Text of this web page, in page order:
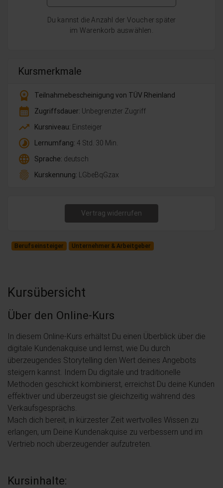
Du kannst die Anzahl der Voucher später
im Warenkorb auswählen.
Kursmerkmale
workspace_premium
Teilnahmebescheinigung von TÜV Rheinland
calendar_month Zugriffsdauer: Unbegrenzter Zugriff
trending_up Kursniveau: Einsteiger
timelapse Lernumfang: 4 Std. 30 Min.
language Sprache: deutsch
fingerprint Kurskennung: LGbeBqGzax
Vertrag widerrufen
Berufseinsteiger Unternehmer & Arbeitgeber
Kursübersicht
Über den Online-Kurs
In diesem Online-Kurs erhältst Du einen Überblick über die
digitale Kundenakquise und lernst, wie Du durch
überzeugendes Storytelling den Wert deines Angebots
steigern kannst. Indem Du digitale und traditionelle
Methoden geschickt kombinierst, erreichst Du deine Kunden
effektiver und überzeugst sie gleichzeitig während des
Verkaufsgesprächs.
Mach dich bereit, in kürzester Zeit wertvolles Wissen zu
erlangen, um Deine Kundenakquise zu verbessern und im
Vertrieb noch überzeugender aufzutreten.
Kursinhalte: